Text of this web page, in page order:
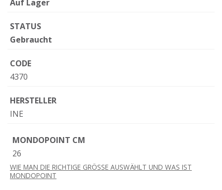
Auf Lager
STATUS
Gebraucht
CODE
4370
HERSTELLER
INE
MONDOPOINT CM
26
WIE MAN DIE RICHTIGE GRÖSSE AUSWÄHLT UND WAS IST
MONDOPOINT